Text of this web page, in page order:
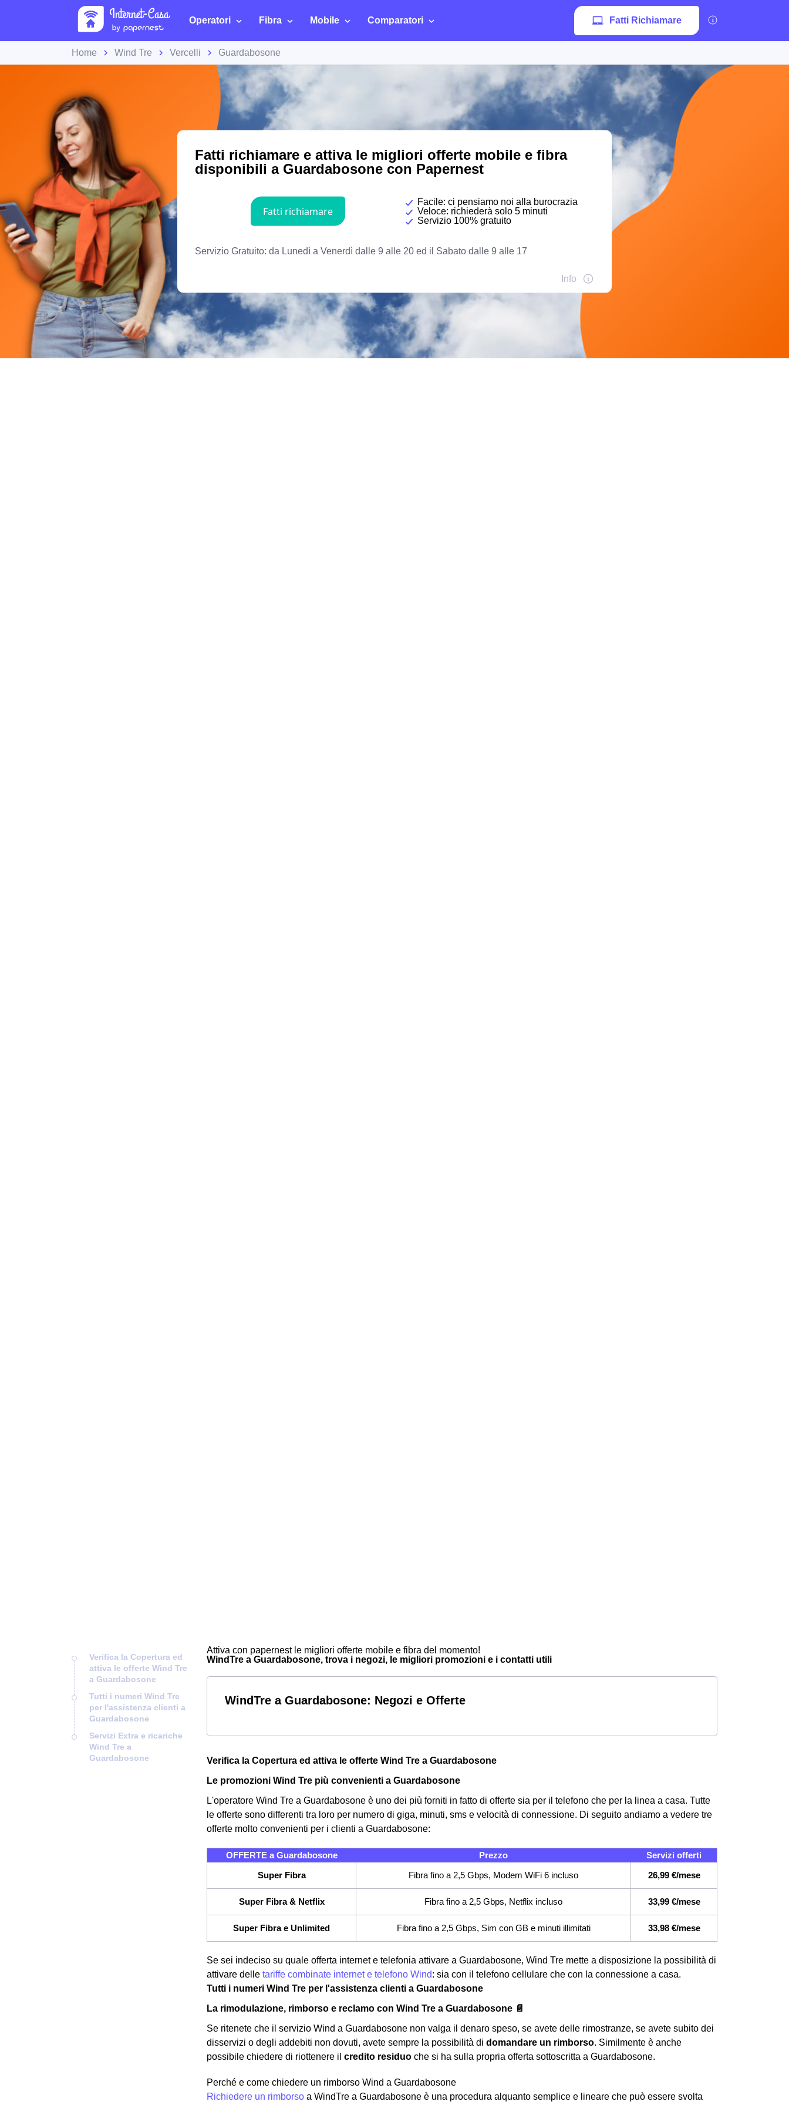
Operatori Fibra Mobile Comparatori Fatti Richiamare
Home Wind Tre Vercelli Guardabosone
Verifica la Copertura ed
attiva le offerte Wind Tre
a Guardabosone
Tutti i numeri Wind Tre
per l'assistenza clienti a
Guardabosone
Servizi Extra e ricariche
Wind Tre a
Guardabosone
Attiva con papernest le migliori offerte mobile e fibra del momento!
WindTre a Guardabosone, trova i negozi, le migliori promozioni e i contatti utili
WindTre a Guardabosone: Negozi e Offerte
Verifica la Copertura ed attiva le offerte Wind Tre a Guardabosone
Le promozioni Wind Tre più convenienti a Guardabosone
L'operatore Wind Tre a Guardabosone è uno dei più forniti in fatto di offerte sia per il telefono che per la linea a casa. Tutte
le offerte sono differenti tra loro per numero di giga, minuti, sms e velocità di connessione. Di seguito andiamo a vedere tre
offerte molto convenienti per i clienti a Guardabosone:
OFFERTE a Guardabosone Prezzo
Servizi offerti
Super Fibra
Fibra fino a 2,5 Gbps, Modem WiFi 6 incluso 26,99 €/mese
Super Fibra & Netflix Fibra fino a 2,5 Gbps, Netflix incluso 33,99 €/mese
Super Fibra e Unlimited Fibra fino a 2,5 Gbps, Sim con GB e minuti illimitati 33,98 €/mese
Se sei indeciso su quale offerta internet e telefonia attivare a Guardabosone, Wind Tre mette a disposizione la possibilità di
attivare delle tariffe combinate internet e telefono Wind: sia con il telefono cellulare che con la connessione a casa.
Tutti i numeri Wind Tre per l'assistenza clienti a Guardabosone
La rimodulazione, rimborso e reclamo con Wind Tre a Guardabosone 📄
Se ritenete che il servizio Wind a Guardabosone non valga il denaro speso, se avete delle rimostranze, se avete subito dei
disservizi o degli addebiti non dovuti, avete sempre la possibilità di domandare un rimborso. Similmente è anche
possibile chiedere di riottenere il credito residuo che si ha sulla propria offerta sottoscritta a Guardabosone.
Perché e come chiedere un rimborso Wind a Guardabosone
Richiedere un rimborso a WindTre a Guardabosone è una procedura alquanto semplice e lineare che può essere svolta